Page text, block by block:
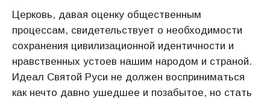
Церковь, давая оценку общественным
процессам, свидетельствует о необходимости
сохранения цивилизационной идентичности и
нравственных устоев нашим народом и страной.
Идеал Святой Руси не должен восприниматься
как нечто давно ушедшее и позабытое, но стать